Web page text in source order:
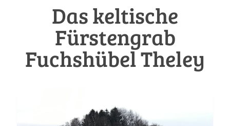
Das keltische
Fürstengrab
Fuchshübel Theley